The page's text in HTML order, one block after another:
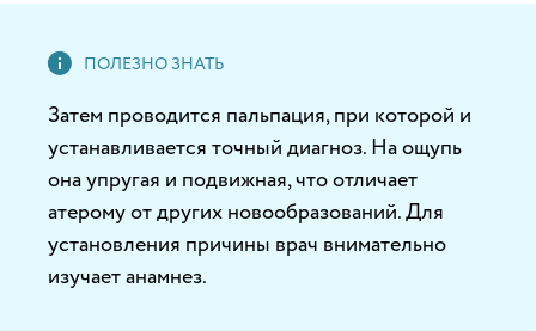
Затем проводится пальпация, при которой и
устанавливается точный диагноз. На ощупь
она упругая и подвижная, что отличает
атерому от других новообразований. Для
установления причины врач внимательно
изучает анамнез.